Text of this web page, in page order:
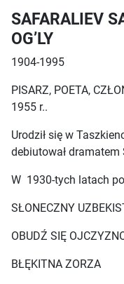
SAFARALIEV
OG’LY
1904-1995
PISARZ, POETA,
1955 r..
Urodził się w
debiutował dramatem
W 1930-tych latach
SŁONECZNY
OBUDŹ SIĘ
BŁĘKITNA ZORZA